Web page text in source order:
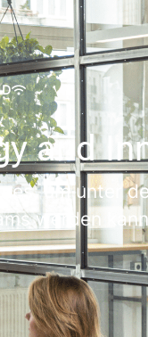
and
um unter
werden